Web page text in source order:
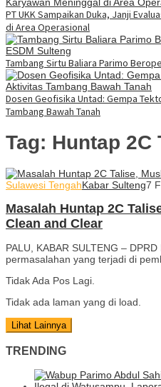
PT UKK Sampaikan Duka, Janji
di Area Operasional
Tambang Sirtu Baliara Parimo
Dosen Geofisika Untad: Gempa
Tambang Bawah Tanah
Tag: Huntap 2C
Sulawesi TengahKabar Sulteng7
Masalah Huntap 2C
Clean and Clear
PALU, KABAR SULTENG –
permasalahan yang terjadi di
Tidak Ada Pos Lagi.
Tidak ada laman yang di load.
Lihat Lainnya
TRENDING